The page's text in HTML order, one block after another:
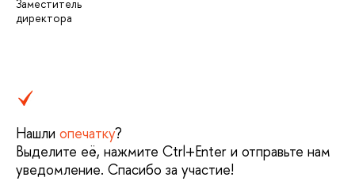
Заместитель
директора
Нашли опечатку?
Выделите её, нажмите Ctrl+Enter и отправьте нам
уведомление. Спасибо за участие!